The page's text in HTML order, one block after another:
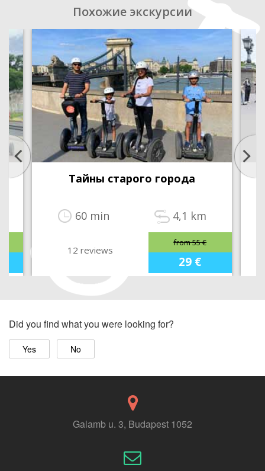
Похожие экскурсии
Тайны старого города
60 min 4,1 km
12 reviews
from 55 €
29 €
Did you find what you were looking for?
Yes No
Galamb u. 3, Budapest 1052